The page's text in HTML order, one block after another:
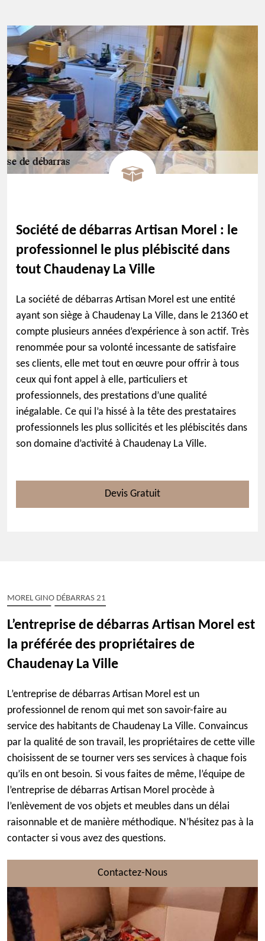
Société de débarras Artisan Morel : le
professionnel le plus plébiscité dans
tout Chaudenay La Ville
La société de débarras Artisan Morel est une entité
ayant son siège à Chaudenay La Ville, dans le 21360 et
compte plusieurs années d’expérience à son actif. Très
renommée pour sa volonté incessante de satisfaire
ses clients, elle met tout en œuvre pour offrir à tous
ceux qui font appel à elle, particuliers et
professionnels, des prestations d’une qualité
inégalable. Ce qui l’a hissé à la tête des prestataires
professionnels les plus sollicités et les plébiscités dans
son domaine d’activité à Chaudenay La Ville.
Devis Gratuit
MOREL GINO DÉBARRAS 21
L’entreprise de débarras Artisan Morel est
la préférée des propriétaires de
Chaudenay La Ville
L’entreprise de débarras Artisan Morel est un
professionnel de renom qui met son savoir-faire au
service des habitants de Chaudenay La Ville. Convaincus
par la qualité de son travail, les propriétaires de cette ville
choisissent de se tourner vers ses services à chaque fois
qu’ils en ont besoin. Si vous faites de même, l’équipe de
l’entreprise de débarras Artisan Morel procède à
l’enlèvement de vos objets et meubles dans un délai
raisonnable et de manière méthodique. N’hésitez pas à la
contacter si vous avez des questions.
Contactez-Nous